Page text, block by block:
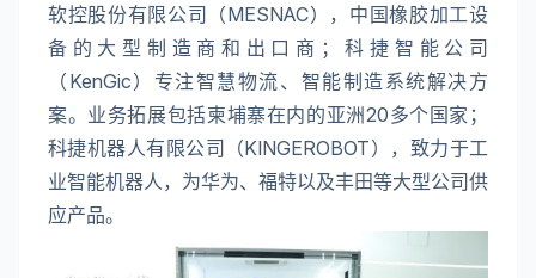
软控股份有限公司（MESNAC），中国橡胶加工设
备的大型制造商和出口商；科捷智能公司
（KenGic）专注智慧物流、智能制造系统解决方
案。业务拓展包括柬埔寨在内的亚洲20多个国家；
科捷机器人有限公司（KINGEROBOT），致力于工
业智能机器人，为华为、福特以及丰田等大型公司供
应产品。